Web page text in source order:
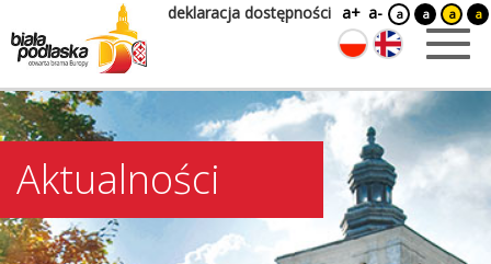
deklaracja dostępności a+ a- a a a a
Aktualności